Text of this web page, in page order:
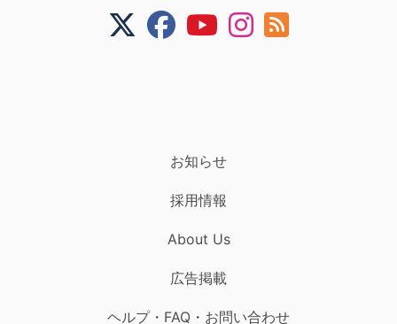
お知らせ
採用情報
About Us
広告掲載
ヘルプ・FAQ・お問い合わせ